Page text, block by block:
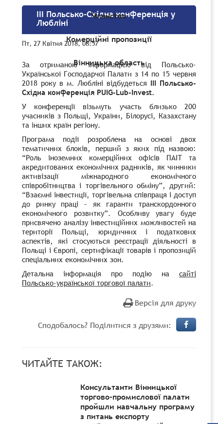
Членство
Комерційні пропозиції
Вінницька область
ІІІ Польсько-Східна конференція у
Любліні
Пт, 27 Квітня 2018, 08:57
За отриманою інформацією від Польсько-
Української Господарчої Палати з 14 по 15 червня
2018 року в м. Любліні відбудеться ІІІ Польсько-
Східна конференція PUIG-Lub-Invest.
У конференції візьмуть участь близько 200
учасників з Польщі, України, Білорусі, Казахстану
та інших країн регіону.
Програма події розроблена на основі двох
тематичних блоків, перший з яких під назвою:
“Роль іноземних комерційних офісів ПАІТ та
акредитованих економічних радників, як чинники
активізації міжнародного економічного
співробітництва і торгівельного обміну”, другий:
“Взаємні інвестиції, торгівельна співпраця і доступ
до ринку праці – як гаранти транскордонного
економічного розвитку”. Особливу увагу буде
присвячено аналізу інвестиційних можливостей на
території Польщі, юридичних і податкових
аспектів, які стосуються реєстрації діяльності в
Польщі і Європі, сертифікації товарів і пропозицій
спеціальних економічних зон.
Детальна інформація про подію на сайті
Польсько-української торгової палати.
Версія для друку
Сподобалось? Поділитися з друзями:
ЧИТАЙТЕ ТАКОЖ:
Консультанти Вінницької
торгово-промислової палати
пройшли навчальну програму
з питань експорту